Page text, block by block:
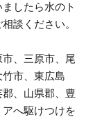
したら水のト
談ください。
、三原市、尾
市、東広島
、山県郡、豊
へ駆けつけを